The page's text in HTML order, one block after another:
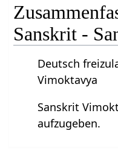
Sanskrit -
Deutsch
Vimoktavya
Sanskrit
aufzugeben.